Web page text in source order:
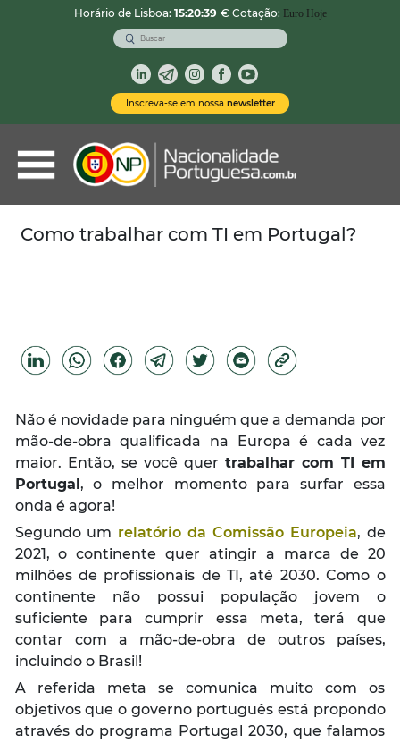
Horário de Lisboa: 15:20:40 € Cotação: Euro Hoje
Inscreva-se em nossa newsletter
Nacionalidade Portuguesa
Vistos de Residência
Imóveis em Portugal
Demais Serviços
Como trabalhar com TI em Portugal?
Não é novidade para ninguém que a demanda por
mão-de-obra qualificada na Europa é cada vez
maior. Então, se você quer trabalhar com TI em
Portugal, o melhor momento para surfar essa
onda é agora!
Segundo um relatório da Comissão Europeia, de
2021, o continente quer atingir a marca de 20
milhões de profissionais de TI, até 2030. Como o
continente não possui população jovem o
suficiente para cumprir essa meta, terá que
contar com a mão-de-obra de outros países,
incluindo o Brasil!
A referida meta se comunica muito com os
objetivos que o governo português está propondo
através do programa Portugal 2030, que falamos